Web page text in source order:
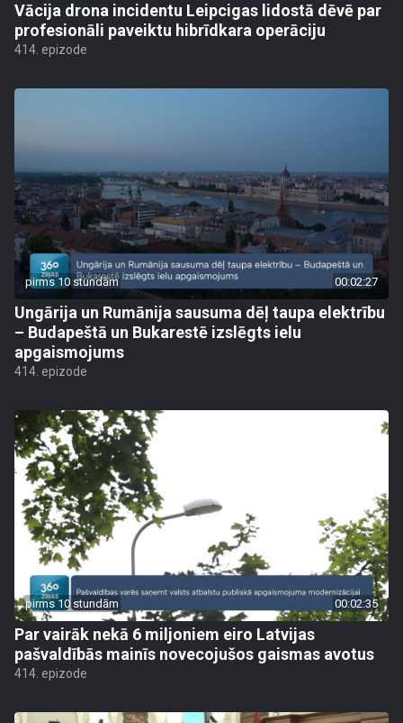
Vācija drona incidentu Leipcigas lidostā dēvē par
profesionāli paveiktu hibrīdkara operāciju
414. epizode
pirms 10 stundām 00:02:27
Ungārija un Rumānija sausuma dēļ taupa elektrību
– Budapeštā un Bukarestē izslēgts ielu
apgaismojums
414. epizode
pirms 10 stundām 00:02:35
Par vairāk nekā 6 miljoniem eiro Latvijas
pašvaldībās mainīs novecojušos gaismas avotus
414. epizode